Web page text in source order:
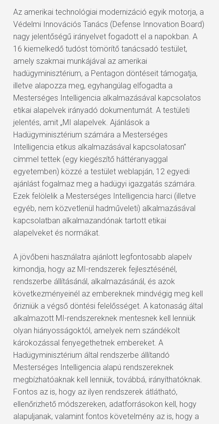
Az amerikai technológiai modernizáció egyik motorja, a
Védelmi Innovációs Tanács (Defense Innovation Board)
nagy jelentőségű irányelvet fogadott el a napokban. A
16 kiemelkedő tudóst tömörítő tanácsadó testület,
amely szakmai munkájával az amerikai
hadügyminisztérium, a Pentagon döntéseit támogatja,
illetve alapozza meg, egyhangúlag elfogadta a
Mesterséges Intelligencia alkalmazásával kapcsolatos
etikai alapelvek irányadó dokumentumát. A testületi
jelentés, amit „MI alapelvek. Ajánlások a
Hadügyminisztérium számára a Mesterséges
Intelligencia etikus alkalmazásával kapcsolatosan”
címmel tettek (egy kiegészítő háttéranyaggal
egyetemben) közzé a testület weblapján, 12 egyedi
ajánlást fogalmaz meg a hadügyi igazgatás számára.
Ezek felölelik a Mesterséges Intelligencia harci (illetve
egyéb, nem közvetlenül hadműveleti) alkalmazásával
kapcsolatban alkalmazandónak tartott etikai
alapelveket és normákat.
A jövőbeni használatra ajánlott legfontosabb alapelv
kimondja, hogy az MI-rendszerek fejlesztésénél,
rendszerbe állításánál, alkalmazásánál, és azok
következményeinél az embereknek mindvégig meg kell
őrizniük a végső döntési felelősséget. A katonaság által
alkalmazott MI-rendszereknek mentesnek kell lenniük
olyan hiányosságoktól, amelyek nem szándékolt
károkozással fenyegethetnek embereket. A
Hadügyminisztérium által rendszerbe állítandó
Mesterséges Intelligencia alapú rendszereknek
megbízhatóaknak kell lenniük, továbbá, irányíthatóknak.
Fontos az is, hogy az ilyen rendszerek átlátható,
ellenőrizhető módszereken, adatforrásokon kell, hogy
alapuljanak, valamint fontos követelmény az is, hogy a